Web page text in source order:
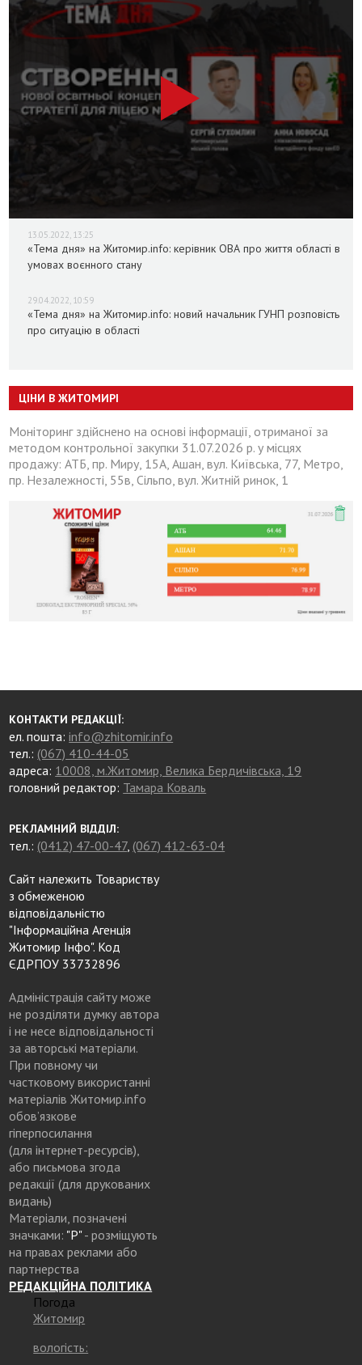
13.05.2022, 13:25
«Тема дня» на Житомир.info: керівник ОВА про життя області в
умовах воєнного стану
29.04.2022, 10:59
«Тема дня» на Житомир.info: новий начальник ГУНП розповість
про ситуацію в області
ЦІНИ В ЖИТОМИРІ
Моніторинг здійснено на основі інформації, отриманої за
методом контрольної закупки 31.07.2026 р. у місцях
продажу: АТБ, пр. Миру, 15А, Ашан, вул. Київська, 77, Метро,
пр. Незалежності, 55в, Сільпо, вул. Житній ринок, 1
КОНТАКТИ РЕДАКЦІЇ:
ел. пошта:info@zhitomir.info
тел.: (067) 410-44-05
адреса: 10008, м.Житомир, Велика Бердичівська, 19
головний редактор: Тамара Коваль
РЕКЛАМНИЙ ВІДДІЛ:
тел.: (0412) 47-00-47, (067) 412-63-04
Сайт належить Товариству
з обмеженою
відповідальністю
"Інформаційна Агенція
Житомир Інфо". Код
ЄДРПОУ 33732896
Адміністрація сайту може
не розділяти думку автора
і не несе відповідальності
за авторські матеріали.
При повному чи
частковому використанні
матеріалів Житомир.info
обов’язкове
гіперпосилання
(для інтернет-ресурсів),
або письмова згода
редакції (для друкованих
видань)
Матеріали, позначені
значками: "Р"- розміщують
на правах реклами або
партнерства
РЕДАКЦІЙНА ПОЛІТИКА
Погода
Житомир
вологість: